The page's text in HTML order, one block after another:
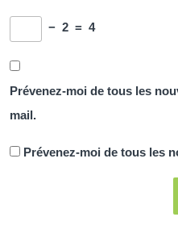
− 2 = 4
Prévenez-moi de tous les
mail.
Prévenez-moi de tous les